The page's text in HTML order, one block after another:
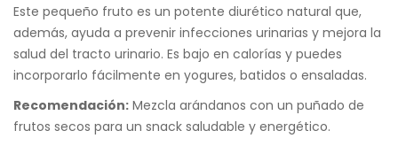
Este pequeño fruto es un potente diurético natural que,
además, ayuda a prevenir infecciones urinarias y mejora la
salud del tracto urinario. Es bajo en calorías y puedes
incorporarlo fácilmente en yogures, batidos o ensaladas.
Recomendación: Mezcla arándanos con un puñado de
frutos secos para un snack saludable y energético.